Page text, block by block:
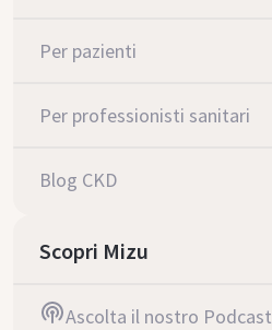
Per pazienti
Per professionisti sanitari
Blog CKD
Scopri Mizu
Ascolta il nostro Podcast